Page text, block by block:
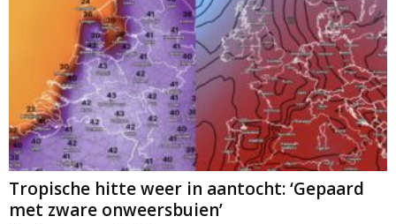
Tropische hitte weer in aantocht: ‘Gepaard
met zware onweersbuien’